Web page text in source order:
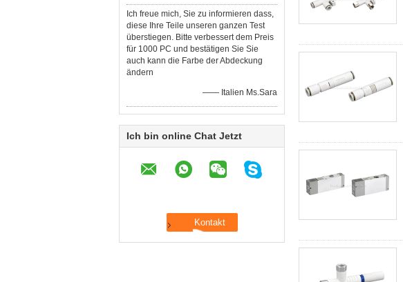
Ich freue mich, Sie zu informieren dass,
diese Ihre Teile unseren ganzen Test
überstiegen. Bitte verbessert dem Preis
für 1000 PC und bestätigen Sie Sie
auch kann die Farbe der Abdeckung
ändern
—— Italien Ms.Sara
Ich bin online Chat Jetzt